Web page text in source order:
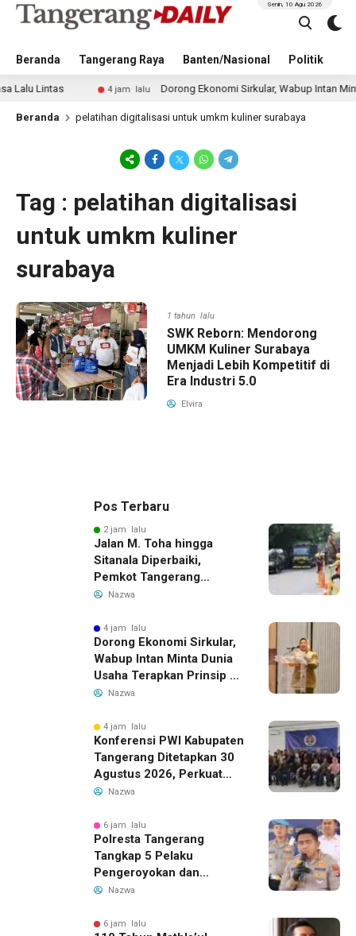
Beranda Tangerang Raya Banten/Nasional Politik
Senin, 10 Agu 2026
Lintas 4 jam lalu Dorong Ekonomi Sirkular, Wabup Intan Minta
Beranda pelatihan digitalisasi untuk umkm kuliner surabaya
Tag : pelatihan digitalisasi
untuk umkm kuliner
surabaya
1 tahun lalu
SWK Reborn: Mendorong
UMKM Kuliner Surabaya
Menjadi Lebih Kompetitif di
Era Industri 5.0
Elvira
Pos Terbaru
2 jam lalu
Jalan M. Toha hingga
Sitanala Diperbaiki,
Pemkot Tangerang
Siapkan Rekayasa Lalu
Nazwa
4 jam lalu
Dorong Ekonomi Sirkular,
Wabup Intan Minta Dunia
Usaha Terapkan Prinsip 3R
dalam Pengelolaan Limbah
Nazwa
4 jam lalu
Konferensi PWI Kabupaten
Tangerang Ditetapkan 30
Agustus 2026, Perkuat
Demokrasi dan Soliditas
Nazwa
6 jam lalu
Polresta Tangerang
Tangkap 5 Pelaku
Pengeroyokan dan
Kekerasan Seksual di
Nazwa
6 jam lalu